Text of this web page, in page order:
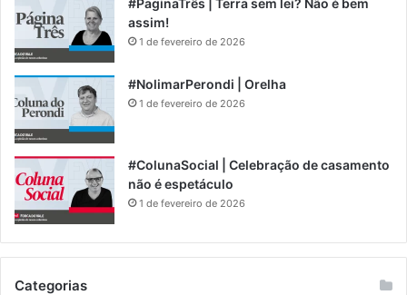
assim!
1 de fevereiro de 2026
#NolimarPerondi | Orelha
1 de fevereiro de 2026
#ColunaSocial | Celebração de casamento
não é espetáculo
1 de fevereiro de 2026
Categorias